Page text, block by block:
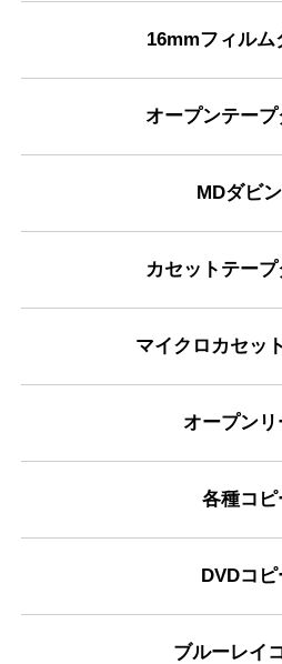
16mmフィルム
オープンテー
MDダビ
カセットテー
マイクロカセッ
オープンリ
各種コピ
DVDコピ
ブルーレイ